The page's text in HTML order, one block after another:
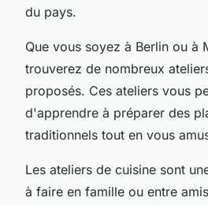
du pays.
Que vous soyez à Berlin ou à
trouverez de nombreux
proposés. Ces ateliers vous
d'apprendre à préparer des
traditionnels tout en vous
Les ateliers de cuisine sont
à faire en famille ou entre